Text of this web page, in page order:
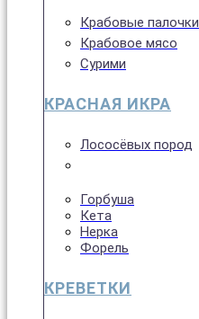
Крабовые палочки
Крабовое мясо
Сурими
КРАСНАЯ ИКРА
Лососёвых пород
Горбуша
Кета
Нерка
Форель
КРЕВЕТКИ